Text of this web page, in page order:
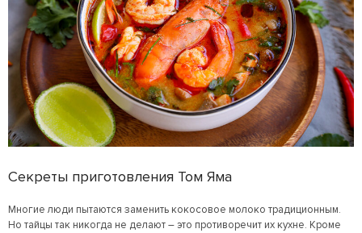
Секреты приготовления Том Яма
Многие люди пытаются заменить кокосовое молоко традиционным.
Но тайцы так никогда не делают – это противоречит их кухне. Кроме